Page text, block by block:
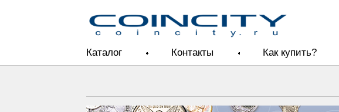
Каталог Контакты Как купить?